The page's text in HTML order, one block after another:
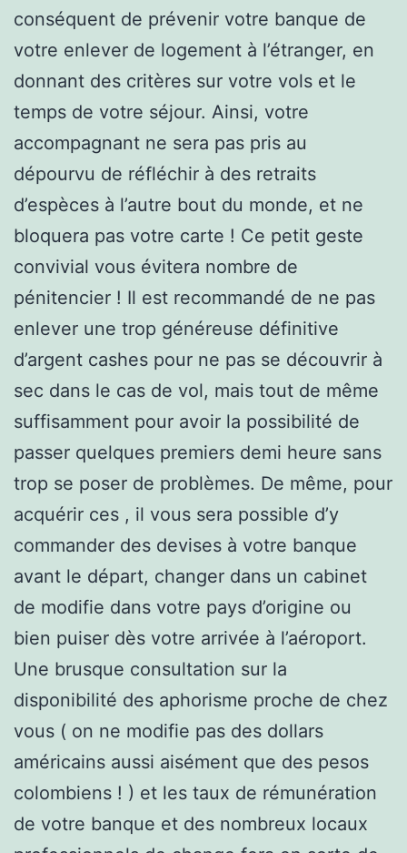
conséquent de prévenir votre banque de
votre enlever de logement à l’étranger, en
donnant des critères sur votre vols et le
temps de votre séjour. Ainsi, votre
accompagnant ne sera pas pris au
dépourvu de réfléchir à des retraits
d’espèces à l’autre bout du monde, et ne
bloquera pas votre carte ! Ce petit geste
convivial vous évitera nombre de
pénitencier ! Il est recommandé de ne pas
enlever une trop généreuse définitive
d’argent cashes pour ne pas se découvrir à
sec dans le cas de vol, mais tout de même
suffisamment pour avoir la possibilité de
passer quelques premiers demi heure sans
trop se poser de problèmes. De même, pour
acquérir ces , il vous sera possible d’y
commander des devises à votre banque
avant le départ, changer dans un cabinet
de modifie dans votre pays d’origine ou
bien puiser dès votre arrivée à l’aéroport.
Une brusque consultation sur la
disponibilité des aphorisme proche de chez
vous ( on ne modifie pas des dollars
américains aussi aisément que des pesos
colombiens ! ) et les taux de rémunération
de votre banque et des nombreux locaux